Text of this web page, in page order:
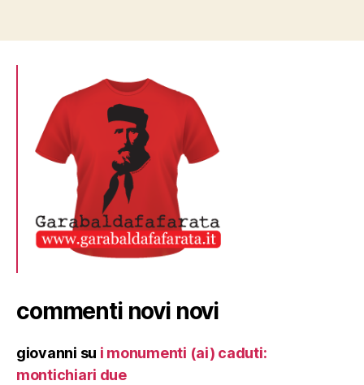
commenti novi novi
giovanni su i monumenti (ai) caduti:
montichiari due